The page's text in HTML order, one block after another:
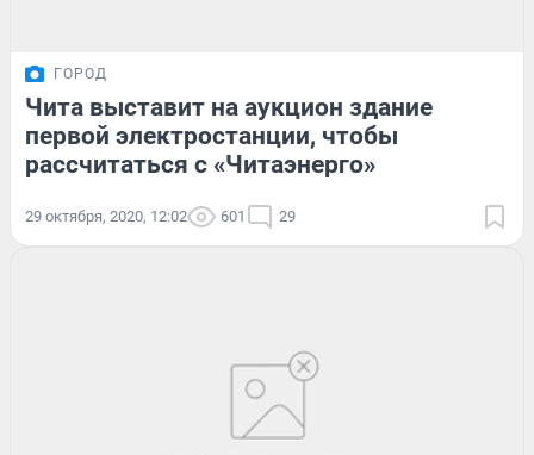
ГОРОД
Чита выставит на аукцион здание
первой электростанции, чтобы
рассчитаться с «Читаэнерго»
29 октября, 2020, 12:02 601 29